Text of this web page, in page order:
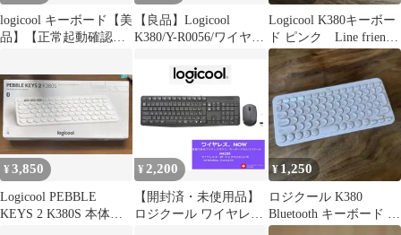
logicool キーボード【美
品】【正常起動確認済
【良品】Logicool
K380/Y-R0056/ワイヤレ
Logicool K380キーボー
ド ピンク Line friends
コラボ
¥3,850
Logicool PEBBLE
KEYS 2 K380S 本体＋
¥ 2,200
【開封済・未使用品】
ロジクール ワイヤレス
¥ 1,250
ロジクール K380
Bluetooth キーボード ワ
イヤレス ローズ